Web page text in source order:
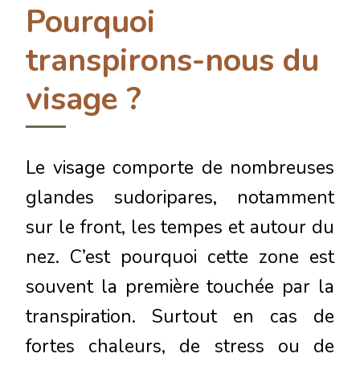
Pourquoi
transpirons-nous du
visage ?
Le visage comporte de nombreuses
glandes sudoripares, notamment
sur le front, les tempes et autour du
nez. C’est pourquoi cette zone est
souvent la première touchée par la
transpiration. Surtout en cas de
fortes chaleurs, de stress ou de